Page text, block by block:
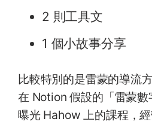
2 則工具文
1 個小故事分享
比較特別的是雷蒙的導流
在 Notion 假設的「雷蒙
曝光 Hahow 上的課程，